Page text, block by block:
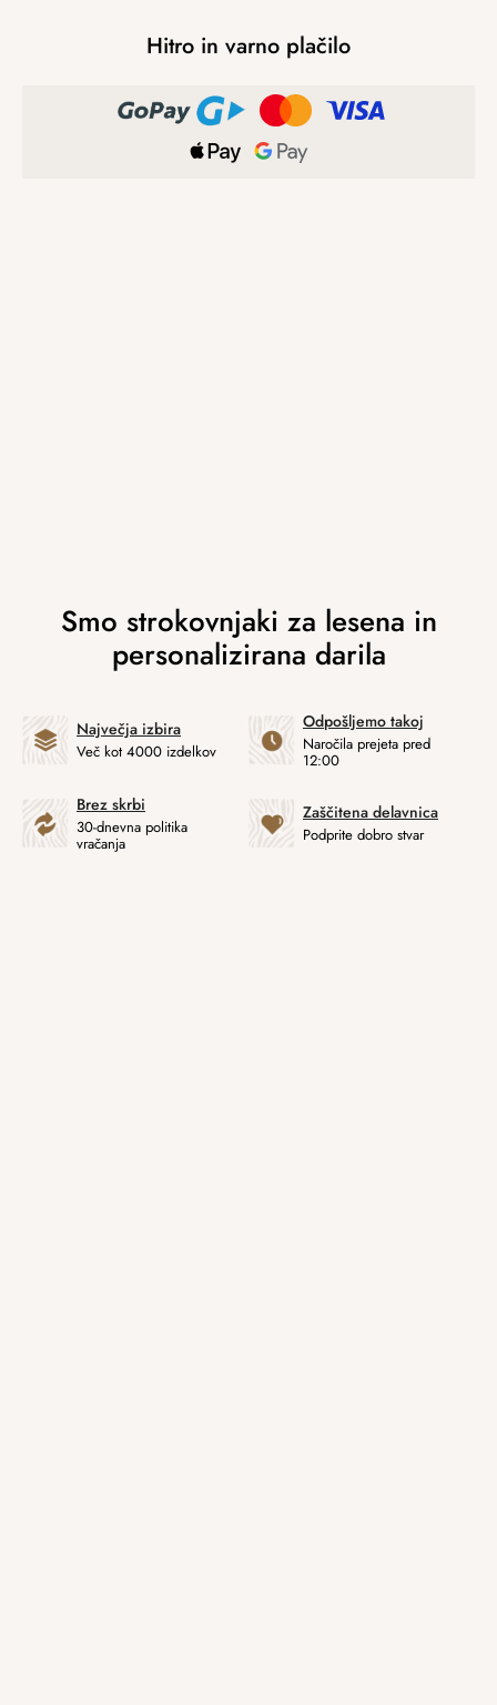
Hitro in varno plačilo
Največja izbira
Več kot 4000 izdelkov
Odpošljemo takoj
Naročila prejeta pred
12:00
Brez skrbi
30-dnevna politika
vračanja
Zaščitena delavnica
Podprite dobro stvar